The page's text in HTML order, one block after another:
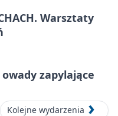
Warsztaty
owady zapylające
Kolejne wydarzenia